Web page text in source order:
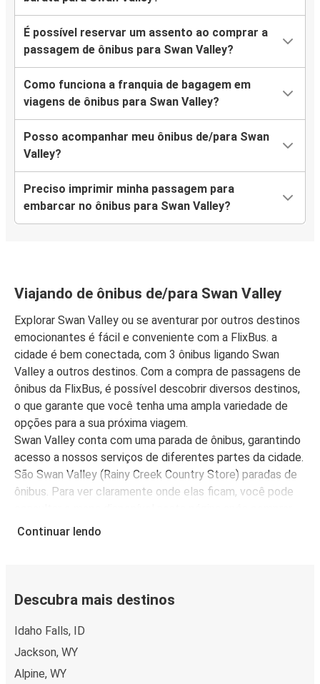
É possível reservar um assento ao comprar a
passagem de ônibus para Swan Valley?
Como funciona a franquia de bagagem em
viagens de ônibus para Swan Valley?
Posso acompanhar meu ônibus de/para Swan
Valley?
Preciso imprimir minha passagem para
embarcar no ônibus para Swan Valley?
Viajando de ônibus de/para Swan Valley
Explorar Swan Valley ou se aventurar por outros destinos
emocionantes é fácil e conveniente com a FlixBus. a
cidade é bem conectada, com 3 ônibus ligando Swan
Valley a outros destinos. Com a compra de passagens de
ônibus da FlixBus, é possível descobrir diversos destinos,
o que garante que você tenha uma ampla variedade de
opções para a sua próxima viagem.
Swan Valley conta com uma parada de ônibus, garantindo
acesso a nossos serviços de diferentes partes da cidade.
São Swan Valley (Rainy Creek Country Store) paradas de
ônibus. Para ver claramente onde elas ficam, você pode
sua passagem de ônibus.
Continuar lendo
Descubra mais destinos
Idaho Falls, ID
Jackson, WY
Alpine, WY